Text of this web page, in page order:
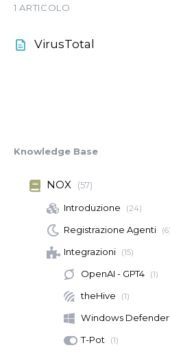
1 ARTICOLO
VirusTotal
Knowledge Base
NOX (57)
Introduzione (24)
Registrazione Agenti (6)
Integrazioni (15)
OpenAI - GPT4 (1)
theHive (1)
Windows Defender
T-Pot (1)